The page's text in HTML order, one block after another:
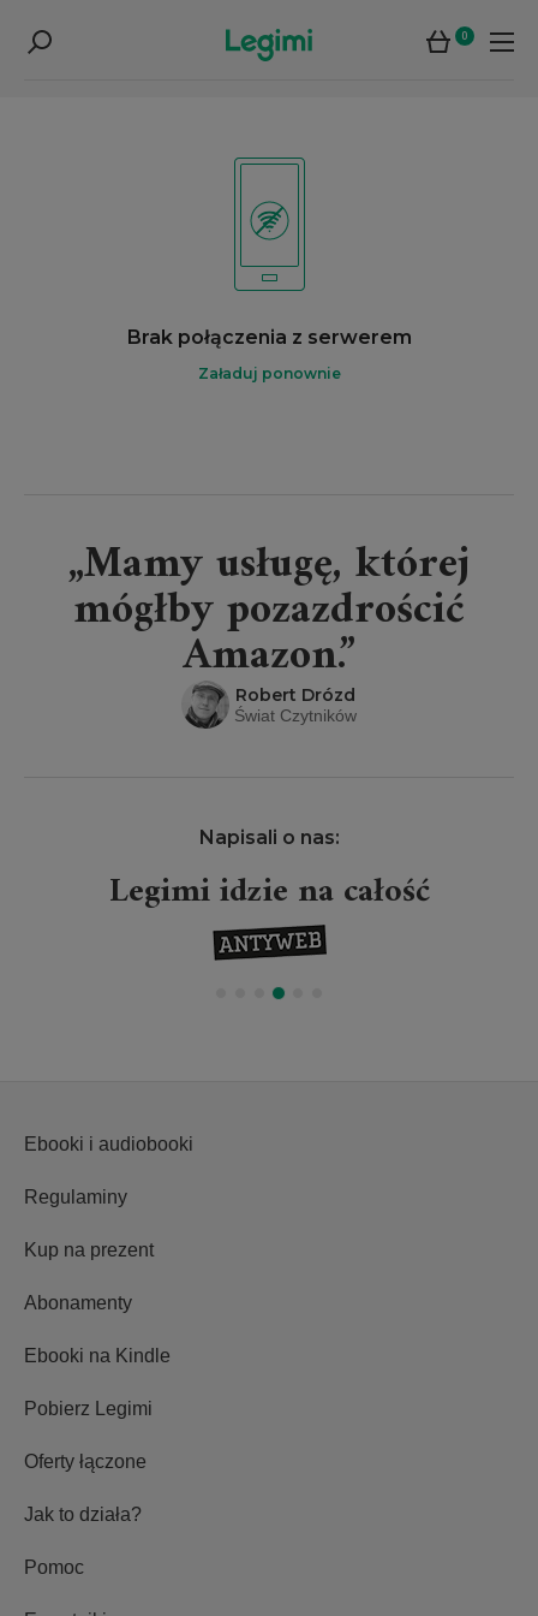
0
Brak połączenia z serwerem
Załaduj ponownie
„Mamy usługę, której
mógłby pozazdrościć
Amazon.”
Robert Drózd
Świat Czytników
Napisali o nas:
Legimi idzie na całość
Ebooki i audiobooki
Regulaminy
Kup na prezent
Abonamenty
Ebooki na Kindle
Pobierz Legimi
Oferty łączone
Jak to działa?
Pomoc